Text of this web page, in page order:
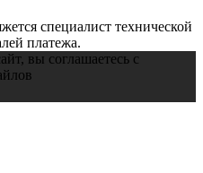
специалист технической
платежа.
вы соглашаетесь с